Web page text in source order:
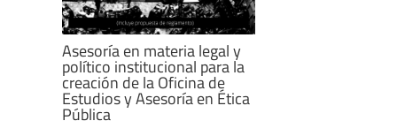
Asesoría en materia legal y
político institucional para la
creación de la Oficina de
Estudios y Asesoría en Ética
Pública